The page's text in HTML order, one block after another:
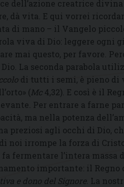
dell’azione creatrice divina
dà vita. E qui vorrei
di mano – il Vangelo
viva di Dio: leggere ogni
mai questo, per favore.
La seconda parabola
di tutti i semi, è pieno di
(Mc4,32). E così è il
Per entrare a farne
ma nella potenza
preziosi agli occhi di Dio,
noi irrompe la forza di
fermentare l’intera massa
importante: il Regno
e dono del Signore. La